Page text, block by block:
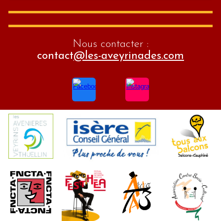
Nous contacter :
contact@les-aveyrinades.com